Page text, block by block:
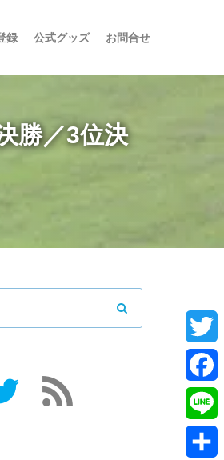
録 公式グッズ お問合せ
勝／3位決
Line